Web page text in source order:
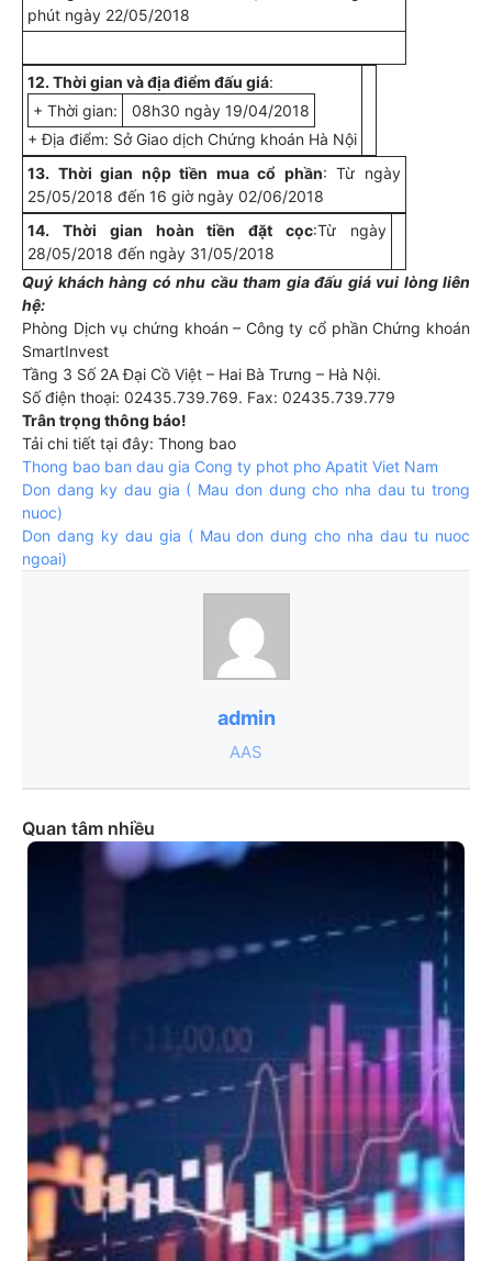
phút ngày 22/05/2018
12. Thời gian và địa điểm đấu giá:
+ Thời gian:
08h30 ngày 19/04/2018
+ Địa điểm: Sở Giao dịch Chứng khoán Hà Nội
13. Thời gian nộp tiền mua cổ phần: Từ ngày
25/05/2018 đến 16 giờ ngày 02/06/2018
14. Thời gian hoàn tiền đặt cọc:Từ ngày
28/05/2018 đến ngày 31/05/2018
Quý khách hàng có nhu cầu tham gia đấu giá vui lòng liên
hệ:
Phòng Dịch vụ chứng khoán – Công ty cổ phần Chứng khoán
SmartInvest
Tầng 3 Số 2A Đại Cồ Việt – Hai Bà Trưng – Hà Nội.
Số điện thoại: 02435.739.769. Fax: 02435.739.779
Trân trọng thông báo!
Tải chi tiết tại đây: Thong bao
Thong bao ban dau gia Cong ty phot pho Apatit Viet Nam
Don dang ky dau gia ( Mau don dung cho nha dau tu trong
nuoc)
Don dang ky dau gia ( Mau don dung cho nha dau tu nuoc
ngoai)
admin
AAS
Quan tâm nhiều